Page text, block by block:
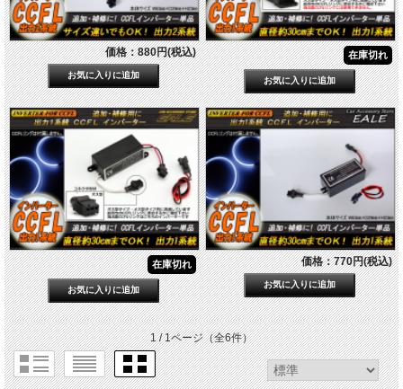
価格：880円(税込) 在庫切れ
在庫切れ 価格：770円(税込)
1 / 1ページ（全6件）